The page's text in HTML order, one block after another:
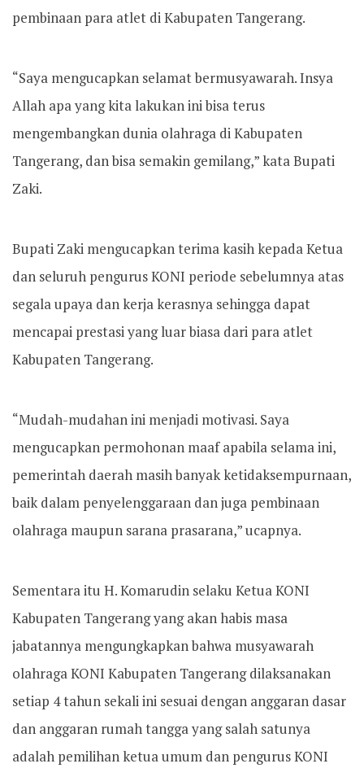
pembinaan para atlet di Kabupaten Tangerang.
“Saya mengucapkan selamat bermusyawarah. Insya
Allah apa yang kita lakukan ini bisa terus
mengembangkan dunia olahraga di Kabupaten
Tangerang, dan bisa semakin gemilang,” kata Bupati
Zaki.
Bupati Zaki mengucapkan terima kasih kepada Ketua
dan seluruh pengurus KONI periode sebelumnya atas
segala upaya dan kerja kerasnya sehingga dapat
mencapai prestasi yang luar biasa dari para atlet
Kabupaten Tangerang.
“Mudah-mudahan ini menjadi motivasi. Saya
mengucapkan permohonan maaf apabila selama ini,
pemerintah daerah masih banyak ketidaksempurnaan,
baik dalam penyelenggaraan dan juga pembinaan
olahraga maupun sarana prasarana,” ucapnya.
Sementara itu H. Komarudin selaku Ketua KONI
Kabupaten Tangerang yang akan habis masa
jabatannya mengungkapkan bahwa musyawarah
olahraga KONI Kabupaten Tangerang dilaksanakan
setiap 4 tahun sekali ini sesuai dengan anggaran dasar
dan anggaran rumah tangga yang salah satunya
adalah pemilihan ketua umum dan pengurus KONI